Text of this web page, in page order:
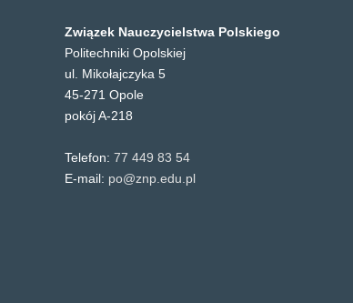
Związek Nauczycielstwa Polskiego
Politechniki Opolskiej
ul. Mikołajczyka 5
45-271 Opole
pokój A-218
Telefon: 77 449 83 54
E-mail: po@znp.edu.pl